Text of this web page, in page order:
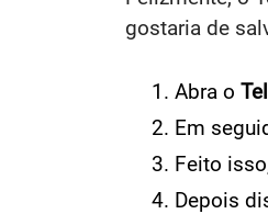
gostaria de
Abra o
Em
Feito
Depois